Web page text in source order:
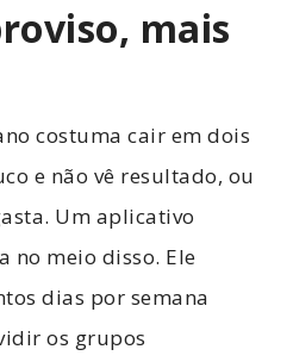
mais
costuma cair em dois
e não vê resultado, ou
Um aplicativo
no meio disso. Ele
dias por semana
os grupos